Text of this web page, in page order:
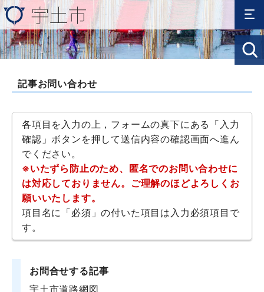
記事お問い合わせ
各項目を入力の上，フォームの真下にある「入力
確認」ボタンを押して送信内容の確認画面へ進ん
でください。
※いたずら防止のため、匿名でのお問い合わせに
は対応しておりません。ご理解のほどよろしくお
願いいたします。
項目名に「必須」の付いた項目は入力必須項目で
す。
お問合せする記事
宇土市道路網図